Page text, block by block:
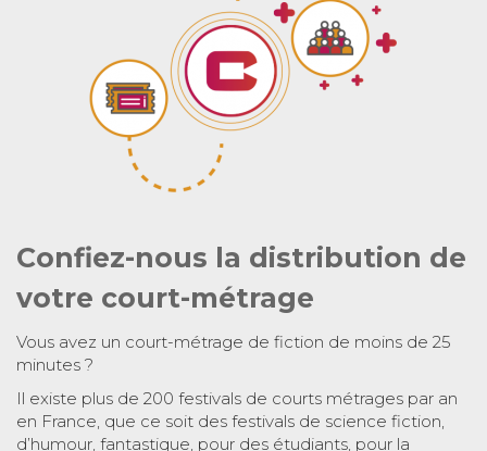
Confiez-nous la distribution de
votre court-métrage
Vous avez un court-métrage de fiction de moins de 25
minutes ?
Il existe plus de 200 festivals de courts métrages par an
en France, que ce soit des festivals de science fiction,
d’humour, fantastique, pour des étudiants, pour la